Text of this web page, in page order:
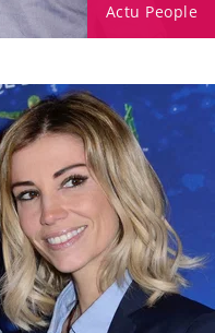
Actu People